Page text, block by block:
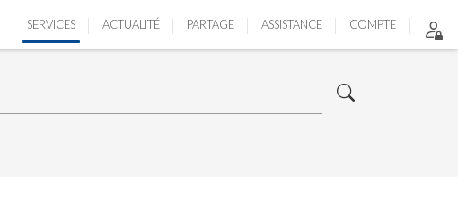
SERVICES ACTUALITÉ PARTAGE ASSISTANCE COMPTE